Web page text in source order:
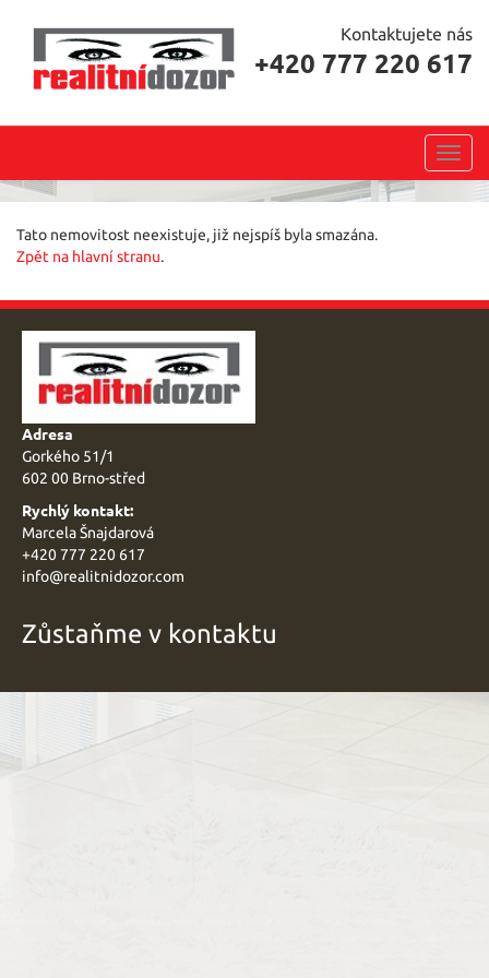
Kontaktujete nás
+420 777 220 617
Tato nemovitost neexistuje, již nejspíš byla smazána.
Zpět na hlavní stranu.
Adresa
Gorkého 51/1
602 00 Brno-střed
Rychlý kontakt:
Marcela Šnajdarová
+420 777 220 617
info@realitnidozor.com
Zůstaňme v kontaktu